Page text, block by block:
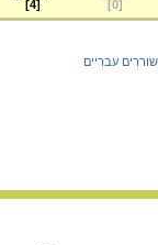
[
0
]
[
4
]
עבריים